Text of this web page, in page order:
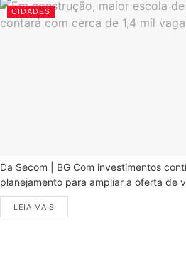
CIDADES
Da Secom | BG Com investimentos
planejamento para ampliar a oferta de
LEIA MAIS